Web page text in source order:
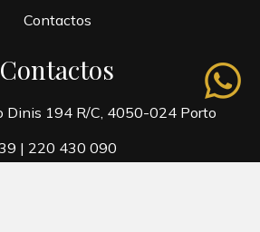
Contactos
Contactos
Dinis 194 R/C, 4050-024 Porto
| 220 430 090
whatsapp